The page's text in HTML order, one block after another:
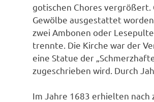
gotischen Chores
Gewölbe ausgestattet
zwei Ambonen oder
trennte. Die Kirche war der
eine Statue der
zugeschrieben wird. Durch
Im Jahre 1683 erhielten